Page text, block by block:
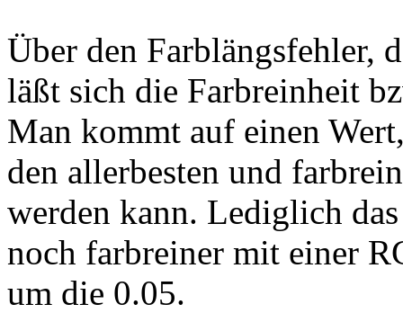
Über den Farblängsfehler,
läßt sich die Farbreinheit
Man kommt auf einen
den allerbesten und
werden kann. Lediglich
noch farbreiner mit einer
um die 0.05.